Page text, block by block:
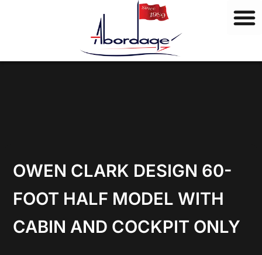
i
OWEN CLARK DESIGN 60-
FOOT HALF MODEL WITH
CABIN AND COCKPIT ONLY